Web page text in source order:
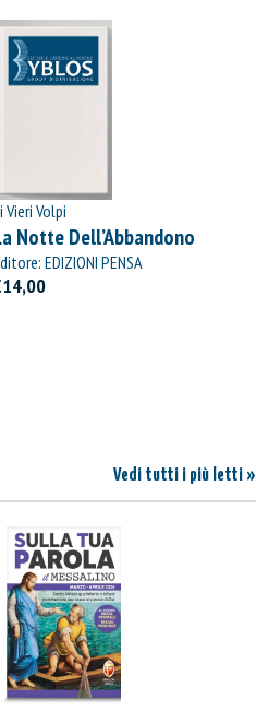
Vieri Volpi
Notte Dell’Abbandono
EDIZIONI PENSA
Vedi tutti i più letti »